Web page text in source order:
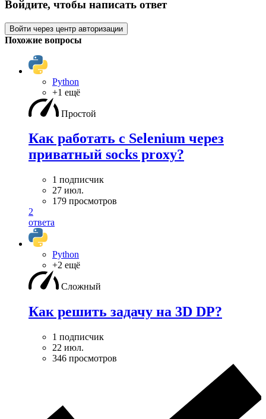
Войдите, чтобы написать ответ
Войти через центр авторизации
Похожие вопросы
Python
+1 ещё
Простой
Как работать с Selenium через
приватный socks proxy?
1 подписчик
27 июл.
179 просмотров
2
ответа
Python
+2 ещё
Сложный
Как решить задачу на 3D DP?
1 подписчик
22 июл.
346 просмотров